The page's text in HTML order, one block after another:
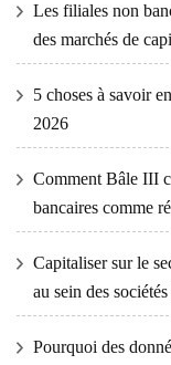
Les filiales non
des marchés de
5 choses à savoir
2026
Comment Bâle III
bancaires comme
Capitaliser sur le
au sein des
Pourquoi des